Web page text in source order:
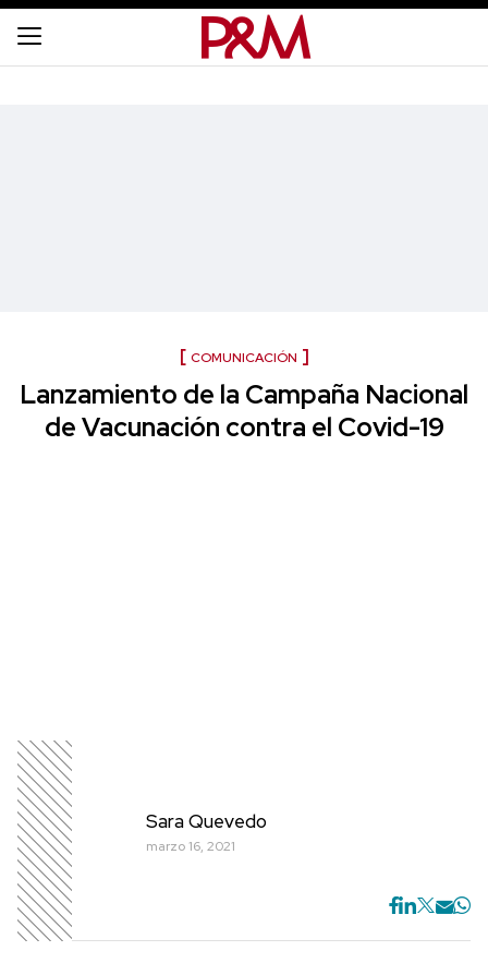
COMUNICACIÓN
Lanzamiento de la Campaña Nacional
de Vacunación contra el Covid-19
Sara Quevedo
marzo 16, 2021